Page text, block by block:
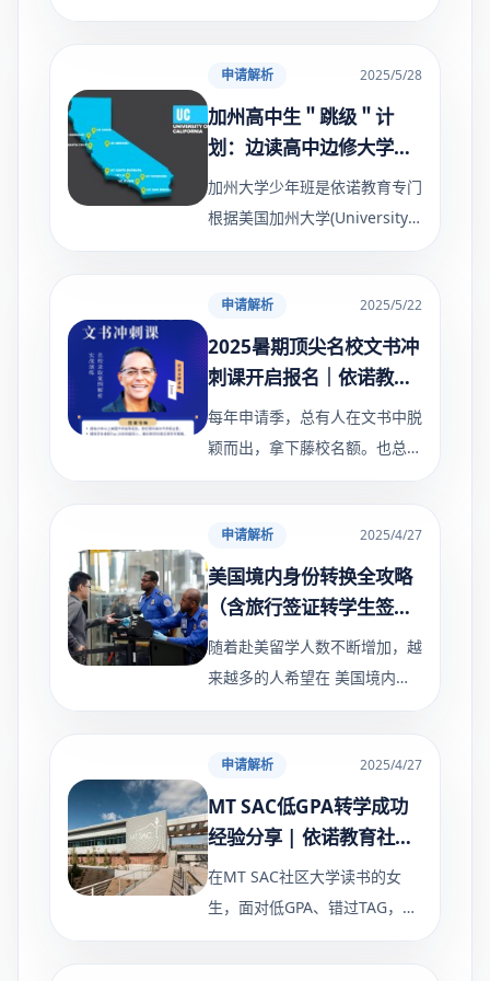
时刻。 我们看到很多优秀的孩
甚至开始怀疑自己。但我们想告
诉你： 一次考试，并不能定义
申请解析 2025/5/28
加州高中生＂跳级＂计
划：边读高中边修大学，
毕业直升UC大三！省时省
力还省钱！
加州大学少年班是依诺教育专门
根据美国加州大学(University
of California,简称UC)和其他世
端办学项目。 学生经过贯通培
养模式在高中即可融合学习美国
大学
申请解析 2025/5/22
2025暑期顶尖名校文书冲
刺课开启报名｜依诺教育
重磅推出
每年申请季，总有人在文书中脱
颖而出，拿下藤校名额。也总有
人分数优秀，却败在不会讲故事
绩，更是如何把你自己写进招生
官心里 为此，依诺教育联合
申请解析 2025/4/27
美国境内身份转换全攻略
（含旅行签证转学生签证
最新指南）
随着赴美留学人数不断增加，越
来越多的人希望在 美国境内直
接完成身份转换 ，尤其是从 B
证 。今天，我们就带大家全面
了解： ✅ 适合人群 ✅ 申请难度
申请解析 2025/4/27
MT SAC低GPA转学成功
经验分享 | 依诺教育社区
大学转学指导
在MT SAC社区大学读书的女
生，面对低GPA、错过TAG，依
靠依诺教育精细规划，成功转学